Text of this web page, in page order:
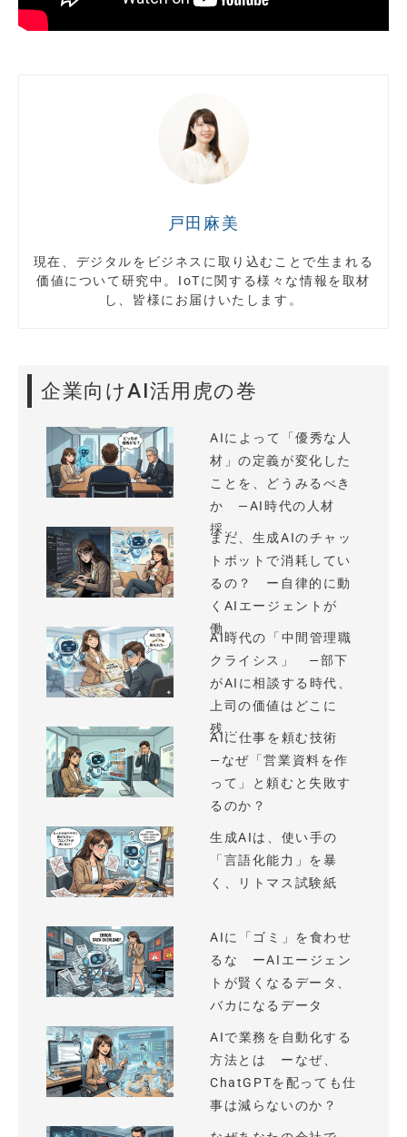
戸田麻美
現在、デジタルをビジネスに取り込むことで生まれる
価値について研究中。IoTに関する様々な情報を取材
し、皆様にお届けいたします。
企業向けAI活用虎の巻
AIによって「優秀な人
材」の定義が変化した
ことを、どうみるべき
か —AI時代の人材
採...
まだ、生成AIのチャッ
トボットで消耗してい
るの？ ー自律的に動
くAIエージェントが
働...
AI時代の「中間管理職
クライシス」 —部下
がAIに相談する時代、
上司の価値はどこに
残...
AIに仕事を頼む技術
—なぜ「営業資料を作
って」と頼むと失敗す
るのか？
生成AIは、使い手の
「言語化能力」を暴
く、リトマス試験紙
AIに「ゴミ」を食わせ
るな ーAIエージェン
トが賢くなるデータ、
バカになるデータ
AIで業務を自動化する
方法とは ーなぜ、
ChatGPTを配っても仕
事は減らないのか？